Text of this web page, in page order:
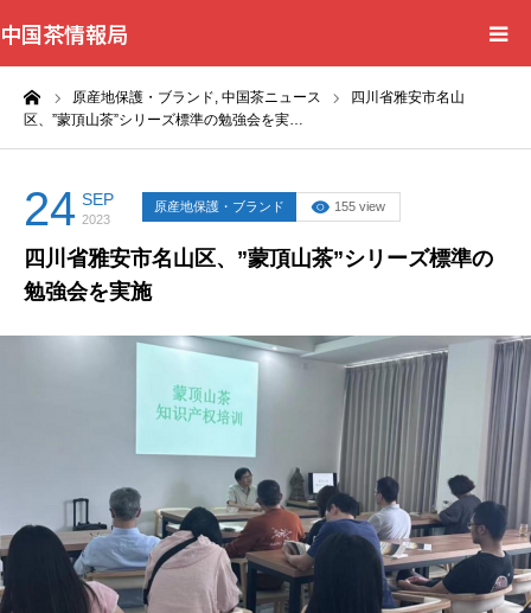
中国茶情報局
原産地保護・ブランド, 中国茶ニュース
四川省雅安市名山
区、”蒙頂山茶”シリーズ標準の勉強会を実…
24 SEP
2023
原産地保護・ブランド 155 view
四川省雅安市名山区、”蒙頂山茶”シリーズ標準の
勉強会を実施
Home
Events
Books